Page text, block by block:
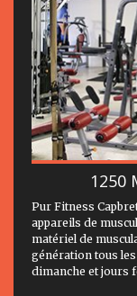
1250
Pur Fitness
appareils de
matériel de
génération tous
dimanche et jours